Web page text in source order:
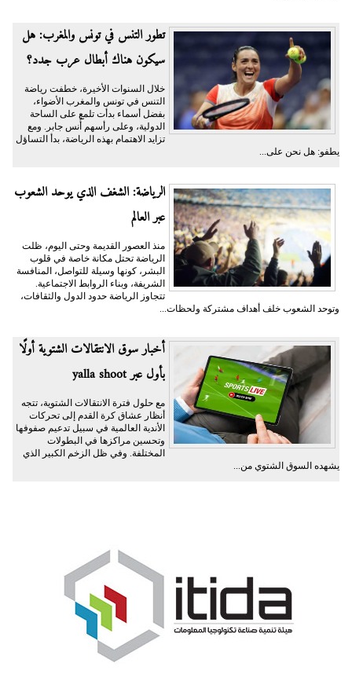
تطور التنس في تونس والمغرب: هل
سيكون هناك أبطال عرب جدد؟
خلال السنوات الأخيرة، خطفت رياضة
التنس في تونس والمغرب الأضواء،
بفضل أسماء بدأت تلمع على الساحة
الدولية، وعلى رأسهم أُنس جابر. ومع
تزايد الاهتمام بهذه الرياضة، بدأ التساؤل
يطفو: هل نحن على...
الرياضة: الشغف الذي يوحد الشعوب
عبر العالم
منذ العصور القديمة وحتى اليوم، ظلت
الرياضة تحتل مكانة خاصة في قلوب
البشر، كونها وسيلة للتواصل، المنافسة
الشريفة، وبناء الروابط الاجتماعية.
تتجاوز الرياضة حدود الدول والثقافات،
وتوحد الشعوب خلف أهداف مشتركة ولحظات...
أخبار سوق الانتقالات الشتوية أولًا
بأول عبر yalla shoot
مع حلول فترة الانتقالات الشتوية، تتجه
أنظار عشاق كرة القدم إلى تحركات
الأندية العالمية في سبيل تدعيم صفوفها
وتحسين مراكزها في البطولات
المختلفة. وفي ظل الزخم الكبير الذي
يشهده السوق الشتوي من...